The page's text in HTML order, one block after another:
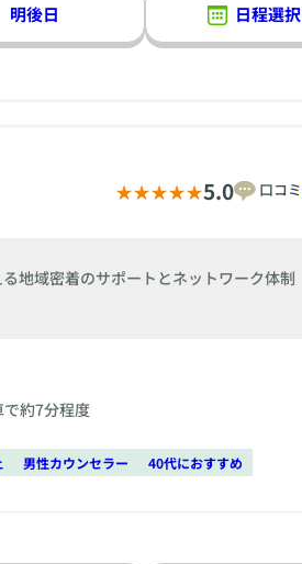
明後日 日程選択
地域密着のサポートとネットワーク体制
5.0 口コミ
約7分程度
男性カウンセラー 40代におすすめ